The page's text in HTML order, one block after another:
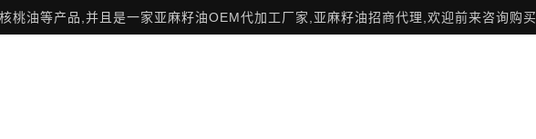
桃油等产品,并且是一家亚麻籽油OEM代加工厂家,亚麻籽油招商代理,欢迎前来咨询购买.